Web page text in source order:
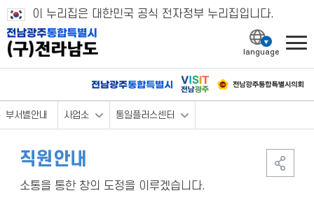
이 누리집은 대한민국 공식 전자정부 누리집입니다.
부서별안내 사업소 통일플러스센터
직원안내
소통을 통한 창의 도정을 이루겠습니다.